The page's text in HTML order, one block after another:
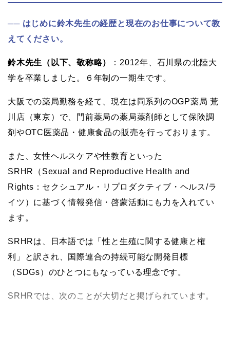
はじめに鈴木先生の経歴と現在のお仕事について教
えてください。
鈴木先生（以下、敬称略）
：2012年、石川県の北陸大
学を卒業しました。６年制の一期生です。
大阪での薬局勤務を経て、現在は同系列のOGP薬局 荒
川店（東京）で、門前薬局の薬局薬剤師として保険調
剤やOTC医薬品・健康食品の販売を行っております。
また、女性ヘルスケアや性教育といった
SRHR（Sexual and Reproductive Health and
Rights：セクシュアル・リプロダクティブ・ヘルス/ラ
イツ）に基づく情報発信・啓蒙活動にも力を入れてい
ます。
SRHRは、日本語では「性と生殖に関する健康と権
利」と訳され、国際連合の持続可能な開発目標
（SDGs）のひとつにもなっている理念です。
SRHRでは、次のことが大切だと掲げられています。